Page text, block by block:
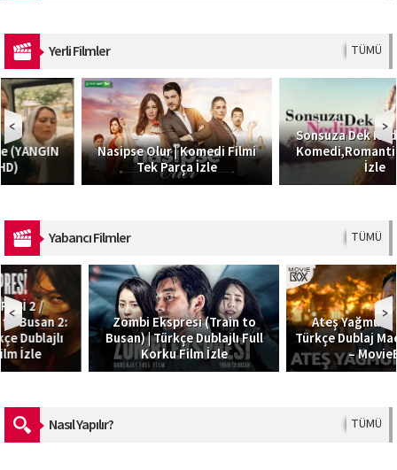
Yerli Filmler TÜMÜ
Nasipse Olur | Komedi Filmi
Tek Parça İzle
Sonsuza Dek Nedime I Türk
Komedi,Romantik Filmi HD
İzle
Yabancı Filmler TÜMÜ
Zombi Ekspresi (Train to
Busan) | Türkçe Dublajlı Full
Korku Film İzle
Ateş Yağmuru – Skyfire |
Türkçe Dublaj Macera Filmi 4K
– MovieBox
Nasıl Yapılır? TÜMÜ